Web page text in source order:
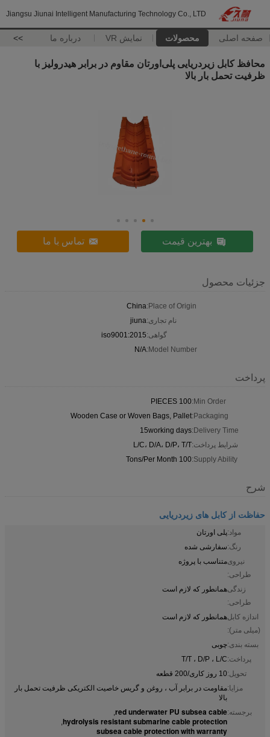
Jiangsu Jiunai Intelligent Manufacturing Technology Co., LTD
صفحه اصلی محصولات نمایش VR درباره ما >>
محافظ کابل زیردریایی پلی‌اورتان مقاوم در برابر هیدرولیز با
ظرفیت تحمل بار بالا
بهترین قیمت تماس با ما
جزئیات محصول
Place of Origin:
China
نام تجاری:jiuna
گواهی:iso9001:2015
Model Number:
N/A
پرداخت
Min Order:
100 PIECES
Packaging:
Wooden Case or Woven Bags, Pallet
Delivery Time:
15working days
شرایط پرداخت:L/C، D/A، D/P، T/T
Supply Ability:
100 Tons/Per Month
شرح
حفاظت از کابل های زیردریایی
مواد:پلی اورتان
رنگ:سفارشی شده
نیروی
طراحی:
متناسب با پروژه
زندگی
طراحی:
همانطور که لازم است
اندازه کابل
(میلی متر):
همانطور که لازم است
بسته بندی:چوبی
پرداخت:T/T ، D/P ، L/C
تحویل:10 روز کاری/200 قطعه
مزایا:مقاومت در برابر آب ، روغن و گریس خاصیت الکتریکی ظرفیت تحمل بار
بالا
برجسته:red underwater PU subsea cable
,
hydrolysis resistant submarine cable protection
,
subsea cable protection with warranty